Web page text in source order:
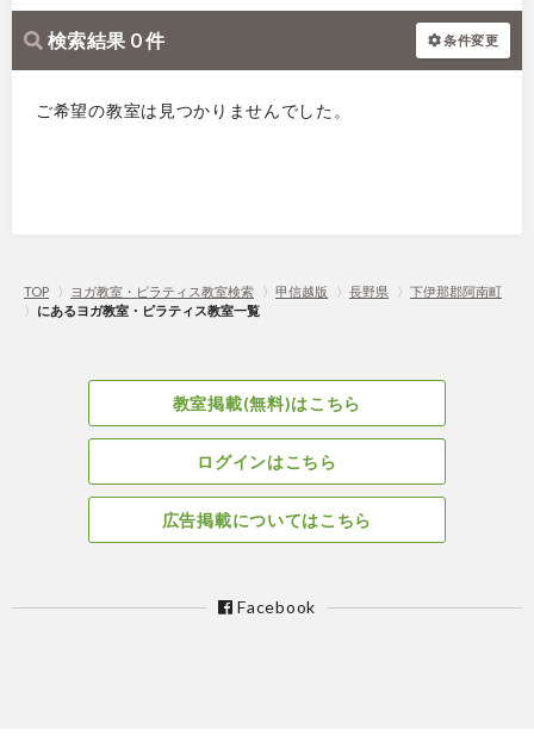
検索結果 0 件 条件変更
ご希望の教室は見つかりませんでした。
TOP 〉 ヨガ教室・ピラティス教室検索 〉 甲信越版 〉 長野県 〉 下伊那郡阿南町
〉 にあるヨガ教室・ピラティス教室一覧
教室掲載(無料)はこちら
ログインはこちら
広告掲載についてはこちら
Facebook